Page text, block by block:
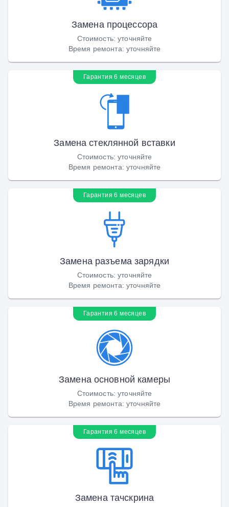
Замена процессора
Стоимость:уточняйте
Время ремонта: уточняйте
Гарантия 6 месяцев
Замена стеклянной вставки
Стоимость:уточняйте
Время ремонта: уточняйте
Гарантия 6 месяцев
Замена разъема зарядки
Стоимость:уточняйте
Время ремонта: уточняйте
Гарантия 6 месяцев
Замена основной камеры
Стоимость:уточняйте
Время ремонта: уточняйте
Гарантия 6 месяцев
Замена тачскрина